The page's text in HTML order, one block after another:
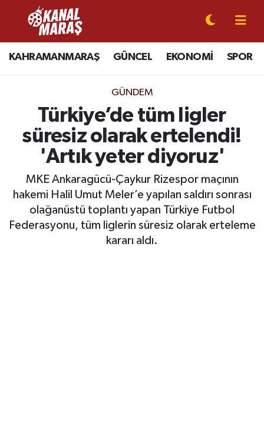
KAHRAMANMARAŞ GÜNCEL EKONOMİ SPOR
GÜNDEM
Türkiye’de tüm ligler
süresiz olarak ertelendi!
'Artık yeter diyoruz'
MKE Ankaragücü-Çaykur Rizespor maçının
hakemi Halil Umut Meler’e yapılan saldırı sonrası
olağanüstü toplantı yapan Türkiye Futbol
Federasyonu, tüm liglerin süresiz olarak erteleme
kararı aldı.
CANLI YAYIN
KAHRAMANMARAŞ
SPOR
SİYASET
EKONOMİ
GÜNDEM
Kahramanmaraş Nöbetçi Eczaneler
Kahramanmaraş Hava Durumu
Kahramanmaraş Namaz Vakitleri
Kahramanmaraş Trafik Yoğunluk Haritası
Süper Lig Puan Durumu ve Fikstür
Tüm Manşetler
Son Dakika Haberleri